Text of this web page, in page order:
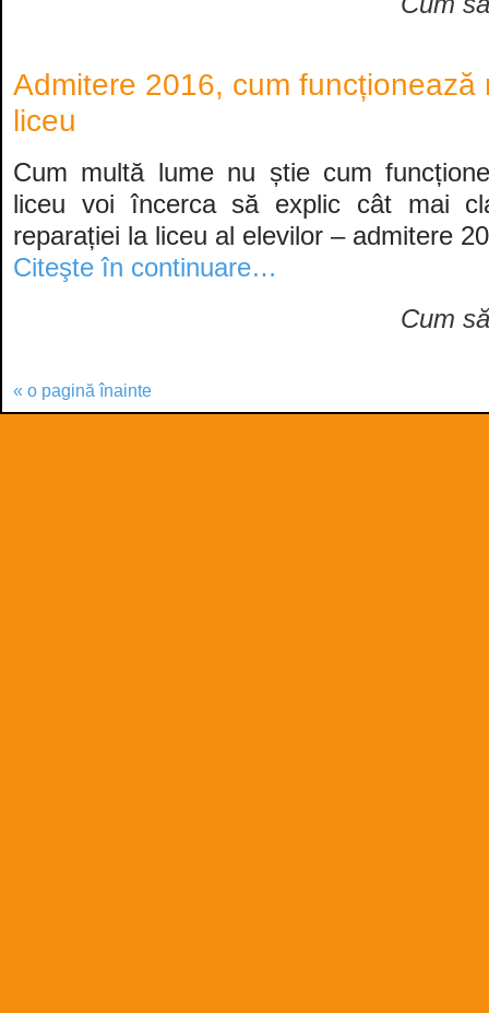
Admitere 2016, cum funcționează
liceu
Cum multă lume nu știe cum
liceu voi încerca să explic cât mai
reparației la liceu al elevilor – admitere
Citeşte în continuare…
Cum să
« o pagină înainte